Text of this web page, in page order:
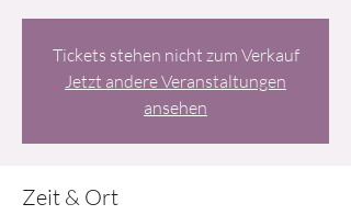
Tickets stehen nicht zum Verkauf
Jetzt andere Veranstaltungen
ansehen
Zeit & Ort